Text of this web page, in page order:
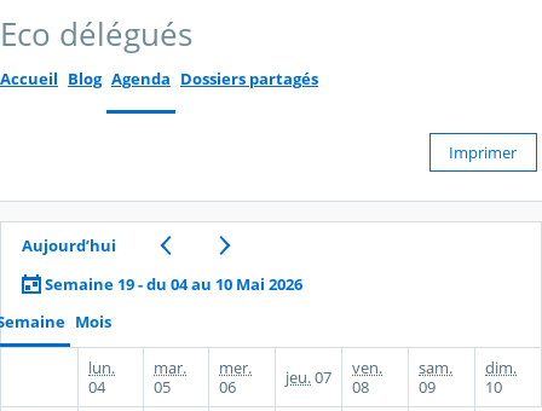
Eco délégués
Accueil Blog Agenda Dossiers partagés
Imprimer
Aujourd’hui
Semaine 19 - du 04 au 10 Mai 2026
Mois
lun.
04
mar.
05
mer.
06
jeu.07
ven.
08
sam.
09
dim.
10